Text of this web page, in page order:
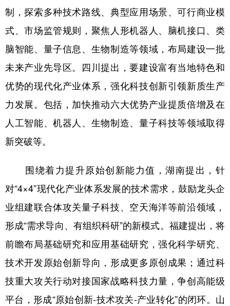
四川 贵州 云南 西藏
陕西 甘肃 青海 宁夏
新疆 内蒙古 黑龙江
多语种频道
English عربى
Deutsch Português
制，探索多种技术路线、典型应用场景、可行商业模
式、市场监管规则，聚焦人形机器人、脑机接口、类
脑智能、量子信息、生物制造等领域，布局建设一批
未来产业先导区。四川提出，要建设富有当地特色和
优势的现代化产业体系，强化科技创新引领新质生产
力发展。包括，加快推动六大优势产业提质倍增及在
人工智能、机器人、生物制造、量子科技等领域取得
新突破等。
围绕着力提升原始创新能力值，湖南提出，针
对“4×4”现代化产业体系发展的技术需求，鼓励龙头企
业组建联合体攻关量子科技、空天海洋等前沿领域，
形成“需求导向、有组织科研”的新模式。福建提出，将
前瞻布局基础研究和应用基础研究，强化科学研究、
技术开发原始创新导向，形成更多原创成果；通过科
技重大攻关行动对接国家战略科技力量，争创高能级
平台，形成“原始创新-技术攻关-产业转化”的闭环。山